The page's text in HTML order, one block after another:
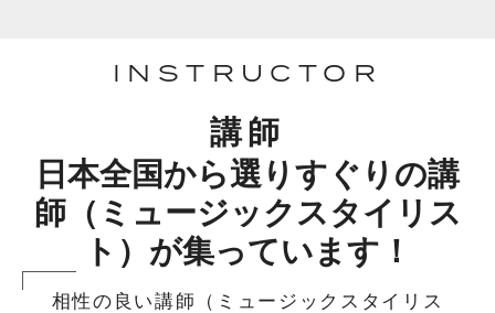
INSTRUCTOR
講師
日本全国から選りすぐりの講
師（ミュージックスタイリス
ト）が集っています！
相性の良い講師（ミュージックスタイリス